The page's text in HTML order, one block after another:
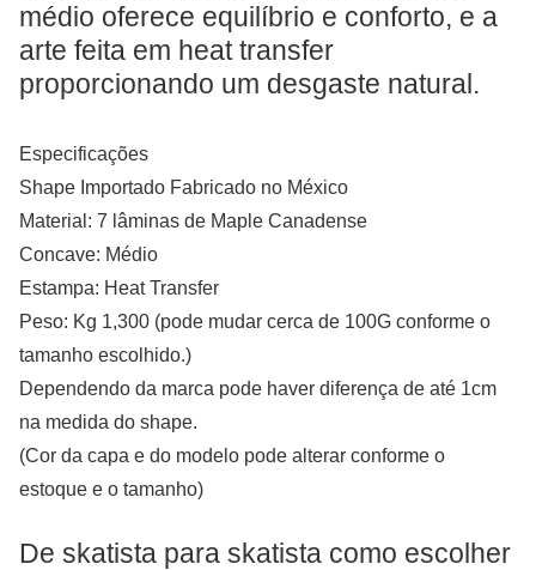
médio oferece equilíbrio e conforto, e a
arte feita em heat transfer
proporcionando um desgaste natural.
Especificações
Shape Importado Fabricado no México
Material: 7 lâminas de Maple Canadense
Concave: Médio
Estampa: Heat Transfer
Peso: Kg 1,300 (pode mudar cerca de 100G conforme o
tamanho escolhido.)
Dependendo da marca pode haver diferença de até 1cm
na medida do shape.
(Cor da capa e do modelo pode alterar conforme o
estoque e o tamanho)
De skatista para skatista como escolher